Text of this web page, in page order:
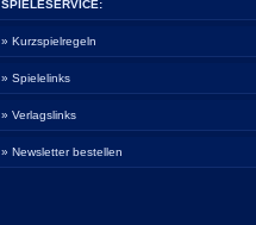
SPIELESERVICE:
» Kurzspielregeln
» Spielelinks
» Verlagslinks
» Newsletter bestellen